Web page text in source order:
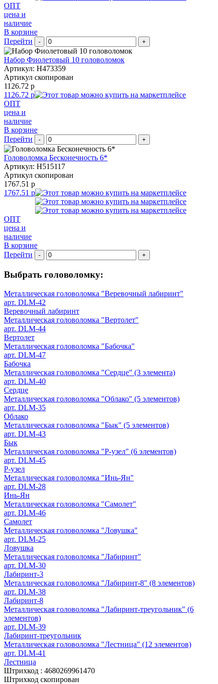
ОПТ
цена и
наличие
В корзине
Перейти
- +
Набор Фиолетовый 10 головоломок
Артикул: H473359
Артикул скопирован
1126.72 р
1126.72 р
ОПТ
цена и
наличие
В корзине
Перейти
- +
Головоломка Бесконечность 6*
Артикул: H515117
Артикул скопирован
1767.51 р
1767.51 р
ОПТ
цена и
наличие
В корзине
Перейти
- +
Выбрать головоломку:
Металлическая головоломка "Веревочный лабиринт"
арт. DLM-42
Веревочный лабиринт
Металлическая головоломка "Вертолет"
арт. DLM-44
Вертолет
Металлическая головоломка "Бабочка"
арт. DLM-47
Бабочка
Металлическая головоломка "Сердце" (3 элемента)
арт. DLM-40
Сердце
Металлическая головоломка "Облако" (5 элементов)
арт. DLM-35
Облако
Металлическая головоломка "Бык" (5 элементов)
арт. DLM-43
Бык
Металлическая головоломка "Р-узел" (6 элементов)
арт. DLM-45
Р-узел
Металлическая головоломка "Инь-Ян"
арт. DLM-28
Инь-Ян
Металлическая головоломка "Самолет"
арт. DLM-46
Самолет
Металлическая головоломка "Ловушка"
арт. DLM-25
Ловушка
Металлическая головоломка "Лабиринт"
арт. DLM-30
Лабиринт-3
Металлическая головоломка "Лабиринт-8" (8 элементов)
арт. DLM-38
Лабиринт-8
Металлическая головоломка "Лабиринт-треугольник" (6
элементов)
арт. DLM-39
Лабиринт-треугольник
Металлическая головоломка "Лестница" (12 элементов)
арт. DLM-41
Лестница
Штрихкод : 4680269961470
Штрихкод скопирован